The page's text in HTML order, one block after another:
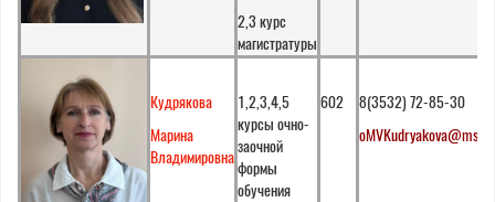
2,3 курс
магистратуры
Кудрякова
Марина
Владимировна
1,2,3,4,5
курсы очно-
заочной
формы
обучения
602
8(3532) 72-85-30